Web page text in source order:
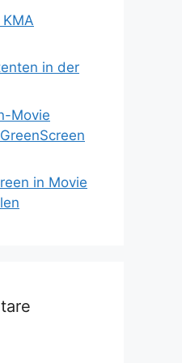
in der
Movie
in Movie